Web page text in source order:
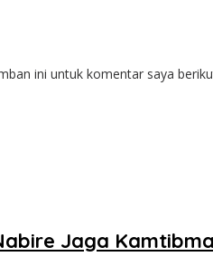
ini untuk komentar saya
Jaga